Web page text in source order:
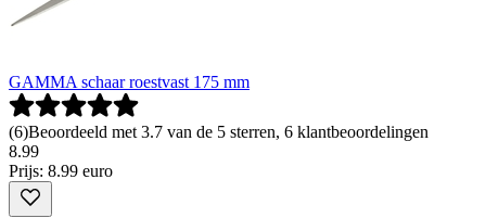
GAMMA schaar roestvast 175 mm
(6)Beoordeeld met 3.7 van de 5 sterren, 6 klantbeoordelingen
8.99
Prijs: 8.99 euro